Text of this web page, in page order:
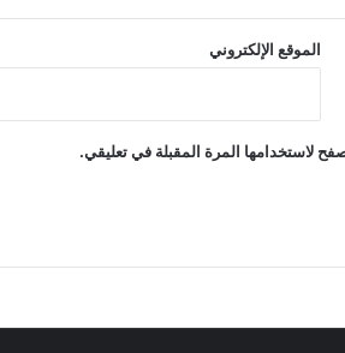
الموقع الإلكتروني
لاستخدامها المرة المقبلة في تعليقي.